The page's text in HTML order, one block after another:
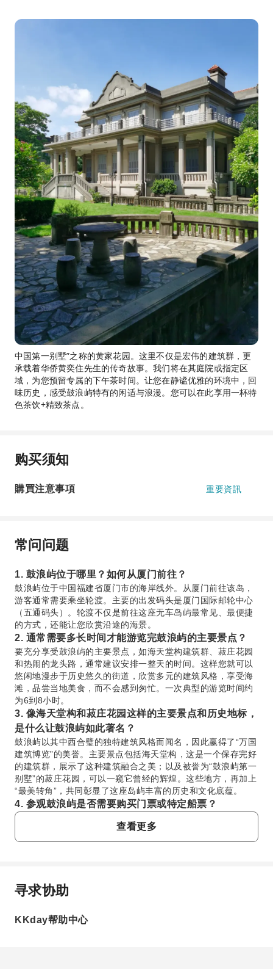
中国第一别墅”之称的黄家花园。这里不仅是宏伟的建筑群，更
承载着华侨黄奕住先生的传奇故事。我们将在其庭院或指定区
域，为您预留专属的下午茶时间。让您在静谧优雅的环境中，回
味历史，感受鼓浪屿特有的闲适与浪漫。您可以在此享用一杯特
色茶饮+精致茶点。
购买须知
購買注意事項 重要資訊
常问问题
1. 鼓浪屿位于哪里？如何从厦门前往？
鼓浪屿位于中国福建省厦门市的海岸线外。从厦门前往该岛，
游客通常需要乘坐轮渡。主要的出发码头是厦门国际邮轮中心
（五通码头）。轮渡不仅是前往这座无车岛屿最常见、最便捷
的方式，还能让您欣赏沿途的海景。
2. 通常需要多长时间才能游览完鼓浪屿的主要景点？
要充分享受鼓浪屿的主要景点，如海天堂构建筑群、菽庄花园
和热闹的龙头路，通常建议安排一整天的时间。这样您就可以
悠闲地漫步于历史悠久的街道，欣赏多元的建筑风格，享受海
滩，品尝当地美食，而不会感到匆忙。一次典型的游览时间约
为6到8小时。
3. 像海天堂构和菽庄花园这样的主要景点和历史地标，
是什么让鼓浪屿如此著名？
鼓浪屿以其中西合璧的独特建筑风格而闻名，因此赢得了“万国
建筑博览”的美誉。主要景点包括海天堂构，这是一个保存完好
的建筑群，展示了这种建筑融合之美；以及被誉为“鼓浪屿第一
别墅”的菽庄花园，可以一窥它曾经的辉煌。这些地方，再加上
“最美转角”，共同彰显了这座岛屿丰富的历史和文化底蕴。
4. 参观鼓浪屿是否需要购买门票或特定船票？
虽然鼓浪屿本身进入岛屿不需要缴纳普通门票，但游客需要购
买前往岛屿的轮渡票。此外，鼓浪屿上的某些景点，如海天堂
构或菽庄花园，可能有自己的单独门票，需要在每个景点单独
些独特的乐趣？
在“最美转角”，游客可以沉浸在风景如画的街景中，捕捉绝佳
步行街，以其各种当地街头小吃、手工艺品店和充满活力的氛
查看更多
常问问题
1. 鼓浪屿位于哪里？如何从厦门前往？
寻求协助
KKday帮助中心